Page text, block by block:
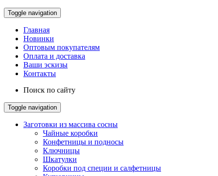
Toggle navigation
Главная
Новинки
Оптовым покупателям
Оплата и доставка
Ваши эскизы
Контакты
Поиск по сайту
Toggle navigation
Заготовки из массива сосны
Чайные коробки
Конфетницы и подносы
Ключницы
Шкатулки
Коробки под специи и салфетницы